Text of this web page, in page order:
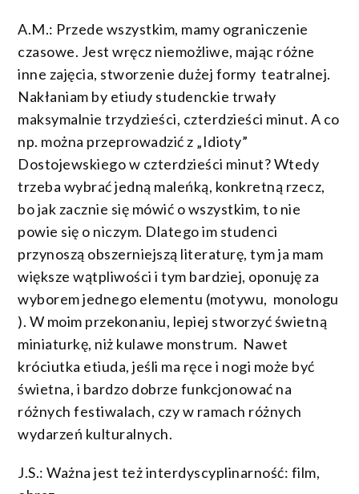
A.M.: Przede wszystkim, mamy ograniczenie
czasowe. Jest wręcz niemożliwe, mając różne
inne zajęcia, stworzenie dużej formy teatralnej.
Nakłaniam by etiudy studenckie trwały
maksymalnie trzydzieści, czterdzieści minut. A co
np. można przeprowadzić z „Idioty”
Dostojewskiego w czterdzieści minut? Wtedy
trzeba wybrać jedną maleńką, konkretną rzecz,
bo jak zacznie się mówić o wszystkim, to nie
powie się o niczym. Dlatego im studenci
przynoszą obszerniejszą literaturę, tym ja mam
większe wątpliwości i tym bardziej, oponuję za
wyborem jednego elementu (motywu, monologu
). W moim przekonaniu, lepiej stworzyć świetną
miniaturkę, niż kulawe monstrum. Nawet
króciutka etiuda, jeśli ma ręce i nogi może być
świetna, i bardzo dobrze funkcjonować na
różnych festiwalach, czy w ramach różnych
wydarzeń kulturalnych.
J.S.: Ważna jest też interdyscyplinarność: film,